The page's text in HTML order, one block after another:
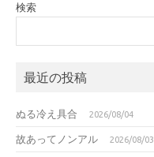
検索
最近の投稿
ぬる冷え具合 2026/08/04
故あってノンアル 2026/08/03